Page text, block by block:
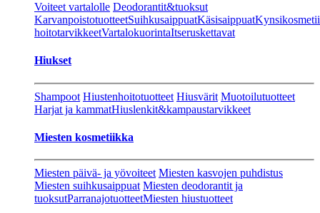
Voiteet vartalolle Deodorantit&tuoksut
KarvanpoistotuotteetSuihkusaippuatKäsisaippuat
hoitotarvikkeetVartalokuorintaItseruskettavat
Hiukset
Shampoot Hiustenhoitotuotteet Hiusvärit Muotoilutuotteet
Harjat ja kammatHiuslenkit&kampaustarvikkeet
Miesten kosmetiikka
Miesten päivä- ja yövoiteet Miesten kasvojen puhdistus
Miesten suihkusaippuat Miesten deodorantit ja
tuoksutParranajotuotteetMiesten hiustuotteet